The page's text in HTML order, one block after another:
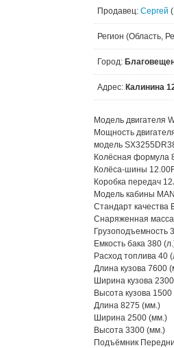
Продавец: Сергей (
Регион (Область,
Город:
Адрес: Калинина
Модель двигателя
Мощность
модель
Колёсная формула
Колёса-шины
Коробка передач
Модель кабины
Стандарт качества
Снаряженная масса
Грузоподъемность
Емкость бака 380
Расход топлива 40
Длина кузова 7600
Ширина кузова
Высота кузова
Длина 8275 (мм.)
Ширина 2500 (мм.)
Высота 3300 (мм.)
Подъёмник